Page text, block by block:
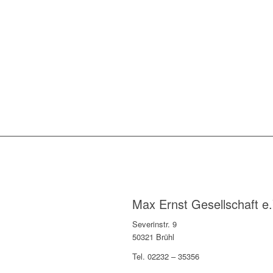
Max Ernst Gesellschaft
Severinstr. 9
50321 Brühl
Tel. 02232 – 35356